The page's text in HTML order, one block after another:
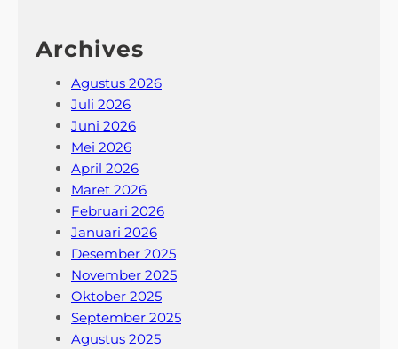
Archives
Agustus 2026
Juli 2026
Juni 2026
Mei 2026
April 2026
Maret 2026
Februari 2026
Januari 2026
Desember 2025
November 2025
Oktober 2025
September 2025
Agustus 2025